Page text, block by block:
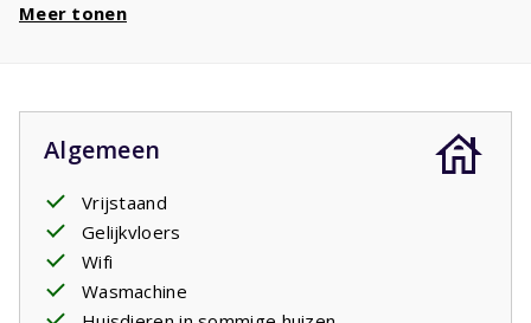
comfortabel tuinmeubilair entwee ligbeddenkunt u tot
laat in de avond genieten van de Franse sterrenhemel. U
door mooie struiken, bomen en
heesters.
Meer tonen
Algemeen
Vrijstaand
Gelijkvloers
Wifi
Wasmachine